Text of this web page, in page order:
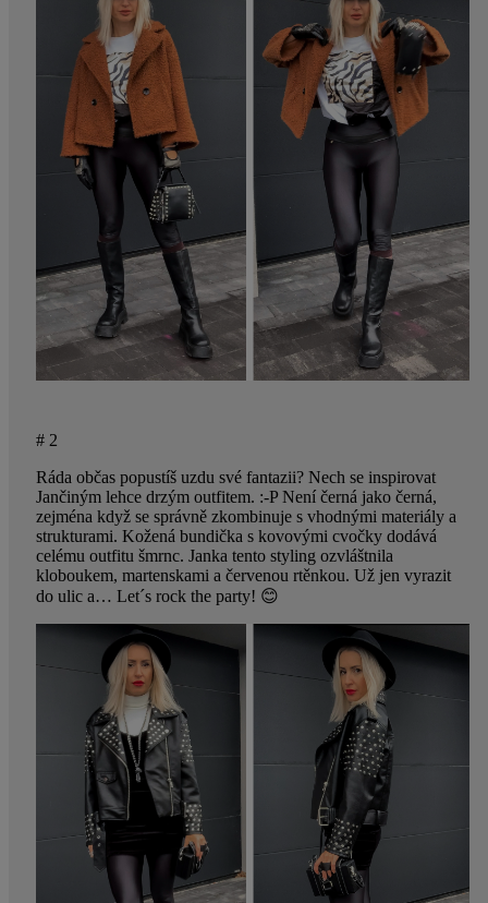
# 2
Ráda občas popustíš uzdu své fantazii? Nech se inspirovat
Jančiným lehce drzým outfitem. :-P Není černá jako černá,
zejména když se správně zkombinuje s vhodnými materiály a
strukturami. Kožená bundička s kovovými cvočky dodává
celému outfitu šmrnc. Janka tento styling ozvláštnila
kloboukem, martenskami a červenou rtěnkou. Už jen vyrazit
do ulic a… Let´s rock the party! 😊